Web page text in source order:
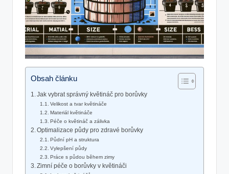
Obsah článku
Jak vybrat⁤ správný ‌květináč pro borůvky
Velikost ‍a tvar květináče
Materiál ⁣květináče
Péče o⁢ květináč a zálivka
Optimalizace‍ půdy pro ⁣zdravé borůvky
Půdní pH​ a ‍struktura
Vylepšení půdy
Práce s ​půdou během zimy
Zimní péče o borůvky v květináči